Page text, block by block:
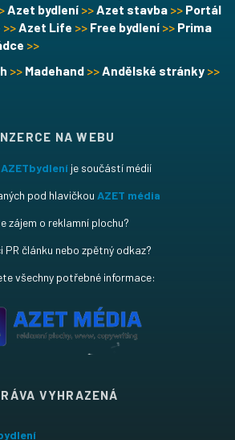
Azet bydlení >>Azet stavba >> Portál
>>Azet Life >> Free bydlení >> Prima
>>
>> Madehand >>Andělské stránky >>
NA WEBU
AZETbydlení je součástí médií
pod hlavičkou AZET média
zájem o reklamní plochu?
PR článku nebo zpětný odkaz?
všechny potřebné informace:
VYHRAZENÁ